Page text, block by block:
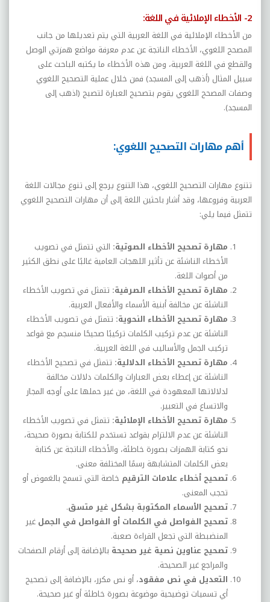
2- الأخطاء الإملائية في اللغة:
من الأخطاء الإملائية في اللغة العربية التي يتم تعديلها من جانب
المصحح اللغوي، الأخطاء الناتجة عن عدم معرفة مواضع همزتي الوصل
والقطع في اللغة العربية، ومن هذه الأخطاء ما يكتبه الباحث على
سبيل المثال (أذهب إلى المسجد) فمن خلال عملية التصحيح اللغوي
وصفات المصحح اللغوي يقوم بتصحيح العبارة لتصبح (اذهب إلى
المسجد).
أهم مهارات التصحيح اللغوي:
تتنوع مهارات التصحيح اللغوي، هذا التنوع يرجع إلى تنوع مجالات اللغة
العربية وفروعها، وقد أشار باحثين اللغة إلى أن مهارات التصحيح اللغوي
تتمثل فيما يلي:
مهارة تصحيح الأخطاء الصوتية: التي تتمثل في تصويب
الأخطاء الناشئة عن تأثير اللهجات العامية غالبًا على نطق الكثير
من أصوات اللغة.
مهارة تصحيح الأخطاء الصرفية: تتمثل في تصويب الأخطاء
الناشئة عن مخالفة أبنية الأسماء والأفعال العربية.
مهارة تصحيح الأخطاء النحوية: تتمثل في تصويب الأخطاء
الناشئة عن عدم تركيب الكلمات تركيبًا صحيحًا منسجم مع قواعد
تركيب الجمل والأساليب في اللغة العربية.
مهارة تصحيح الأخطاء الدلالية: تتمثل في تصحيح الأخطاء
الناشئة عن إعطاء بعض العبارات والكلمات دلالات مخالفة
لدلالاتها المعهودة في اللغة، من غير حملها على أوجه المجاز
والاتساع في التعبير.
مهارة تصحيح الأخطاء الإملائية: تتمثل في تصويب الأخطاء
الناشئة عن عدم الالتزام بقواعد تستخدم للكتابة بصورة صحيحة،
نحو كتابة الهمزات بصورة خاطئة، والأخطاء الناتجة عن كتابة
بعض الكلمات المتشابهة رسمًا المختلفة معنى.
تصحيح أخطاء علامات الترقيم خاصة التي تسمح بالغموض أو
تحجب المعنى.
تصحيح الأسماء المكتوبة بشكل غير متسق.
تصحيح الفواصل في الكلمات أو الفواصل في الجمل غير
المنضبطة التي تجعل القراءة صعبة.
تصحيح عناوين نصية غير صحيحة بالإضافة إلى أرقام الصفحات
والمراجع غير الصحيحة.
التعديل في نص مفقود، أو نص مكرر، بالإضافة إلى تصحيح
أي تسميات توضيحية موضوعة بصورة خاطئة أو غير صحيحة.